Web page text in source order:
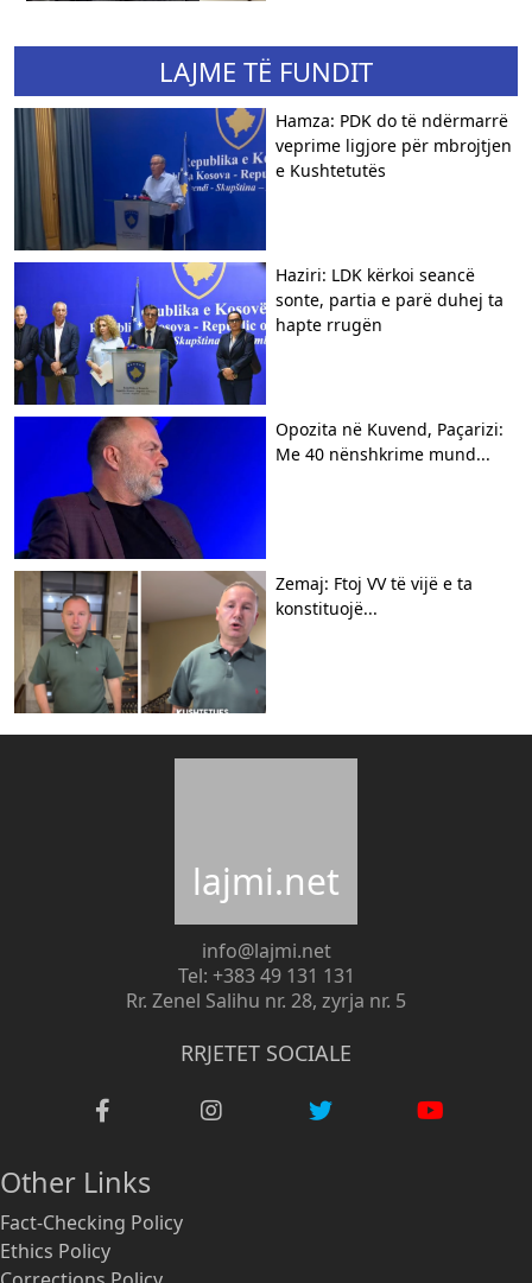
LAJME TË FUNDIT
Hamza: PDK do të ndërmarrë
veprime ligjore për mbrojtjen
e Kushtetutës
Haziri: LDK kërkoi seancë
sonte, partia e parë duhej ta
hapte rrugën
Opozita në Kuvend, Paçarizi:
Me 40 nënshkrime mund...
Zemaj: Ftoj VV të vijë e ta
konstituojë...
lajmi.net
info@lajmi.net
Tel: +383 49 131 131
Rr. Zenel Salihu nr. 28, zyrja nr. 5
RRJETET SOCIALE
Other Links
Fact-Checking Policy
Ethics Policy